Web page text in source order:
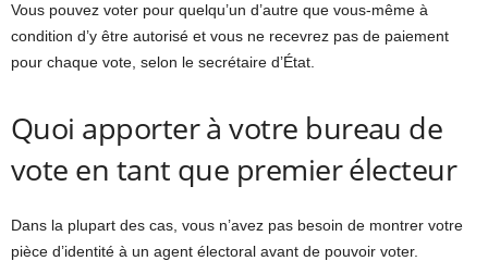
Vous pouvez voter pour quelqu’un d’autre que vous-même à
condition d’y être autorisé et vous ne recevrez pas de paiement
pour chaque vote, selon le secrétaire d’État.
Quoi apporter à votre bureau de
vote en tant que premier électeur
Dans la plupart des cas, vous n’avez pas besoin de montrer votre
pièce d’identité à un agent électoral avant de pouvoir voter.